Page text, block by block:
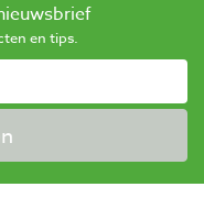
en tips.